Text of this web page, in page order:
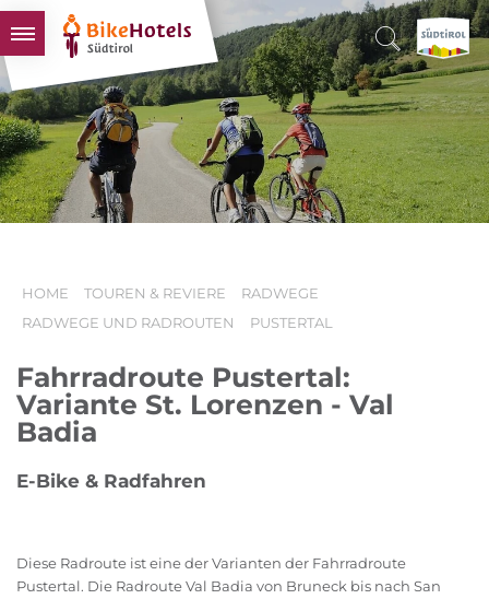
BIKEHOTELS
HOTELS & PAKETE
TOUREN & REVIERE
SÜDTIROL & WIR
HOME TOUREN & REVIERE
RADWEGE
RADWEGE UND RADROUTEN
PUSTERTAL
Fahrradroute Pustertal:
Variante St. Lorenzen - Val
Badia
E-Bike & Radfahren
Diese Radroute ist eine der Varianten der Fahrradroute
Pustertal. Die Radroute Val Badia von Bruneck bis nach San